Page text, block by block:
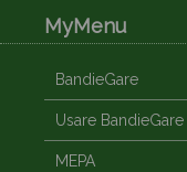
MyMenu
BandieGare
Usare BandieGare
MEPA